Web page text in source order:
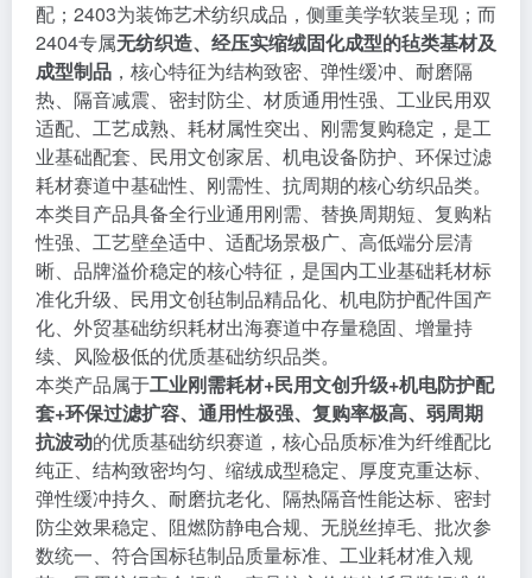
配；2403为装饰艺术纺织成品，侧重美学软装呈现；而
2404专属无纺织造、经压实缩绒固化成型的毡类基材及
成型制品 ，核心特征为结构致密、弹性缓冲、耐磨隔
热、隔音减震、密封防尘、材质通用性强、工业民用双
适配、工艺成熟、耗材属性突出、刚需复购稳定，是工
业基础配套、民用文创家居、机电设备防护、环保过滤
耗材赛道中基础性、刚需性、抗周期的核心纺织品类。
本类目产品具备全行业通用刚需、替换周期短、复购粘
性强、工艺壁垒适中、适配场景极广、高低端分层清
晰、品牌溢价稳定的核心特征，是国内工业基础耗材标
准化升级、民用文创毡制品精品化、机电防护配件国产
化、外贸基础纺织耗材出海赛道中存量稳固、增量持
续、风险极低的优质基础纺织品类。
本类产品属于工业刚需耗材+民用文创升级+机电防护配
套+环保过滤扩容、通用性极强、复购率极高、弱周期
抗波动的优质基础纺织赛道，核心品质标准为纤维配比
纯正、结构致密均匀、缩绒成型稳定、厚度克重达标、
弹性缓冲持久、耐磨抗老化、隔热隔音性能达标、密封
防尘效果稳定、阻燃防静电合规、无脱丝掉毛、批次参
数统一、符合国标毡制品质量标准、工业耗材准入规